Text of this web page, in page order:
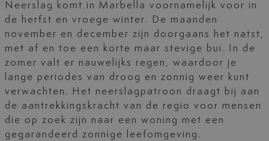
Neerslag komt in Marbella voornamelijk voor in
de herfst en vroege winter. De maanden
november en december zijn doorgaans het natst,
met af en toe een korte maar stevige bui. In de
zomer valt er nauwelijks regen, waardoor je
lange periodes van droog en zonnig weer kunt
verwachten. Het neerslagpatroon draagt bij aan
de aantrekkingskracht van de regio voor mensen
die op zoek zijn naar een woning met een
gegarandeerd zonnige leefomgeving.